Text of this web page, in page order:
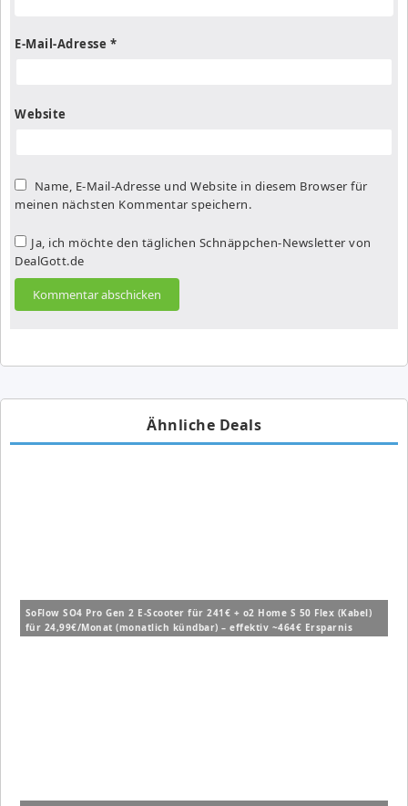
E-Mail-Adresse *
Website
Name, E-Mail-Adresse und Website in diesem Browser für
meinen nächsten Kommentar speichern.
Ja, ich möchte den täglichen Schnäppchen-Newsletter von
DealGott.de
Ähnliche Deals
SoFlow SO4 Pro Gen 2 E-Scooter für 241€ + o2 Home S 50 Flex (Kabel)
für 24,99€/Monat (monatlich kündbar) – effektiv ~464€ Ersparnis